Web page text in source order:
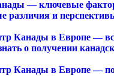
— ключевые
различия и
Канады в Европе —
о получении
Канады в Европе —